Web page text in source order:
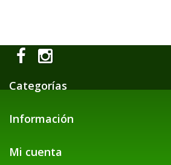
Categorías
Información
Mi cuenta